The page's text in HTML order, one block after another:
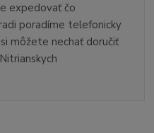
expedovať čo
poradíme telefonicky
môžete nechať doručiť